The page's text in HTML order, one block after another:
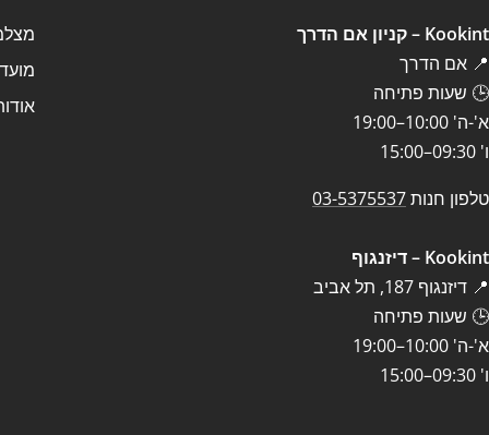
Kookint – קניון אם הדרך
📍 אם הדרך
🕒 שעות פתיחה
א'-ה' 10:00–19:00
ו' 09:30–15:00
טלפון חנות03-5375537
Kookint – דיזנגוף
📍 דיזנגוף 187, תל אביב
🕒 שעות פתיחה
א'-ה' 10:00–19:00
ו' 09:30–15:00